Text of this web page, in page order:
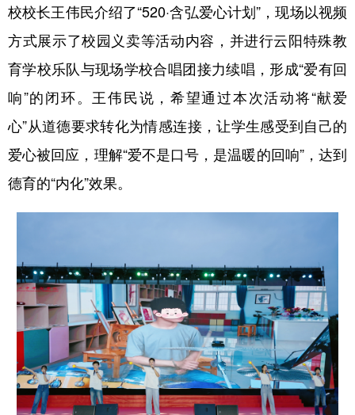
校校长王伟民介绍了“520·含弘爱心计划”，现场以视频
方式展示了校园义卖等活动内容，并进行云阳特殊教
育学校乐队与现场学校合唱团接力续唱，形成“爱有回
响”的闭环。王伟民说，希望通过本次活动将“献爱
心”从道德要求转化为情感连接，让学生感受到自己的
爱心被回应，理解“爱不是口号，是温暖的回响”，达到
德育的“内化”效果。